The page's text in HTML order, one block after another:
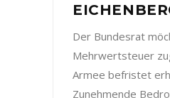
Der Bundesrat
Mehrwertsteuer
Armee befristet
Zunehmende